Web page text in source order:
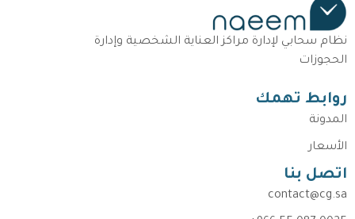
نظام سحابي لإدارة مراكز العناية الشخصية وإدارة
الحجوزات
روابط تهمك
المدونة
الأسعار
اتصل بنا
contact@cg.sa